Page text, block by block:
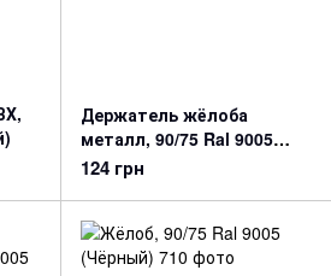
Держатель жёлоба
металл, 90/75 Ral 9005
(Чёрный)
124 грн